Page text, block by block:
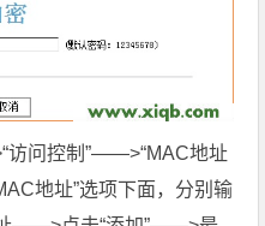
访问控制”——>“MAC地址
地址”选项下面，分别输